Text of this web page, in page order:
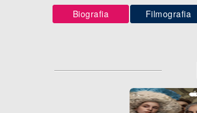
Biografia Filmografia